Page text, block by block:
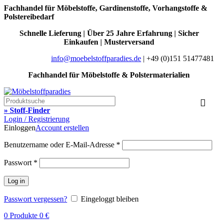
Fachhandel für Möbelstoffe, Gardinenstoffe, Vorhangstoffe &
Polstereibedarf
Schnelle Lieferung | Über 25 Jahre Erfahrung | Sicher
Einkaufen | Musterversand
info@moebelstoffparadies.de | +49 (0)151 51477481
Fachhandel für Möbelstoffe & Polstermaterialien
» Stoff-Finder
Login / Registrierung
EinloggenAccount erstellen
Benutzername oder E-Mail-Adresse *
Passwort *
Log in
Passwort vergessen?
Eingeloggt bleiben
0 Produkte 0 €